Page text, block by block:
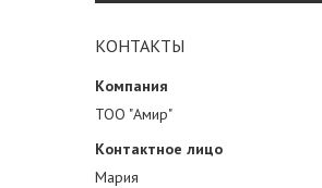
КОНТАКТЫ
ТОО "Амир"
Мария